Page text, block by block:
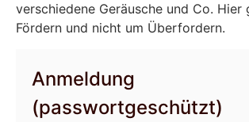
verschiedene Geräusche und Co. Hier
Fördern und nicht um Überfordern.
Anmeldung
(passwortgeschützt)